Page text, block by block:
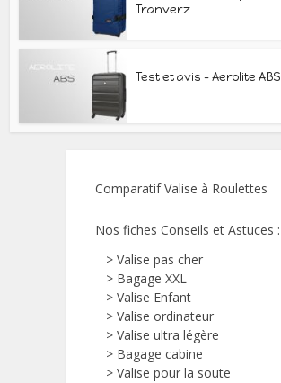
Tranverz
Test et avis – Aerolite ABS
Comparatif Valise à Roulettes
Nos fiches Conseils et Astuces :
> Valise pas cher
> Bagage XXL
> Valise Enfant
> Valise ordinateur
> Valise ultra légère
> Bagage cabine
> Valise pour la soute